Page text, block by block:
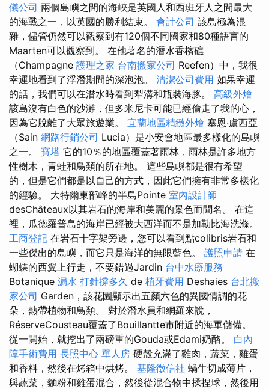
儀公司 兩個島嶼之間的海峽是英國人和西班牙人之間最大
的海戰之一，以英國的勝利結束。 會計公司 該島極為混
雜，儘管仍然可以觀察到有120個不同國家和80種語言的
Maarten可以觀察到。 在他著名的潛水香檳礁
（Champagne 護理之家 台南搬家公司 Reefen）中，我很
幸運地看到了浮潛期間的深泡泡。 清潔公司費用 如果幸運
的話，我們可以在潛水時看到犁溝和瓶裝海豚。 高級外燴
該島沒有白色的沙灘，但多米尼卡可能已經偷走了我的心，
因為它脫離了大眾旅遊業。 宜蘭地區精緻外燴 塞恩·盧西亞
（Sain 網路行銷公司 Lucia）是小安會地區最多樣化的島嶼
之一。 寶塔 它的10％的地區覆蓋著雨林，雨林是許多地方
性樹木，青蛙和鳥類的所在地。 這些島嶼都是很有希望
的，但是它們都是以自己的方式，因此它們擁有非常多樣化
的經驗。 大特爾東部峰的半島Pointe 室內設計師
desChâteaux以其岩石的海岸和美麗的景色而聞名。 在這
裡，瓜德羅普島的海岸已經被大西洋而不是加勒比海洗滌。
工商登記 在岩石十字架旁邊，您可以看到點colibris岩石和
一些傑出的島嶼，而它只是海洋的無限藍色。 護照申請 在
蝴蝶的西翼上行走，不要錯過Jardin 台中水療服務
Botanique 漏水 打針撐多久 de 植牙費用 Deshaies 台北搬
家公司 Garden，該花園顯示出五顏六色的異國情調的花
朵，熱帶植物和鳥類。 對於潛水員和網羅來說，
RéserveCousteau覆蓋了Bouillantte市附近的海軍儲備。
從一開始，就挖出了兩磅重的Gouda或Edami奶酪。 白內
障手術費用 長照中心 單人房 硬殼充滿了雞肉，蔬菜，雞蛋
和香料，然後在烤箱中烘烤。 基隆徵信社 蝸牛切成薄片，
與蔬菜，麵粉和雞蛋混合，然後從混合物中揉捏球，然後用